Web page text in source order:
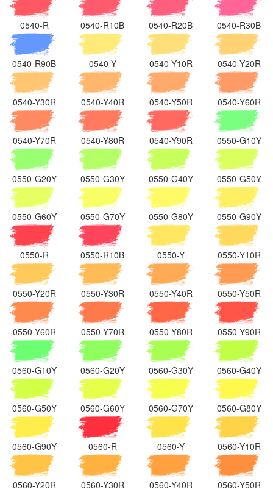
0540-R 0540-R10B 0540-R20B 0540-R30B
0540-R90B 0540-Y 0540-Y10R 0540-Y20R
0540-Y30R 0540-Y40R 0540-Y50R 0540-Y60R
0540-Y70R 0540-Y80R 0540-Y90R 0550-G10Y
0550-G20Y 0550-G30Y 0550-G40Y 0550-G50Y
0550-G60Y 0550-G70Y 0550-G80Y 0550-G90Y
0550-R 0550-R10B 0550-Y 0550-Y10R
0550-Y20R 0550-Y30R 0550-Y40R 0550-Y50R
0550-Y60R 0550-Y70R 0550-Y80R 0550-Y90R
0560-G10Y 0560-G20Y 0560-G30Y 0560-G40Y
0560-G50Y 0560-G60Y 0560-G70Y 0560-G80Y
0560-G90Y 0560-R 0560-Y 0560-Y10R
0560-Y20R 0560-Y30R 0560-Y40R 0560-Y50R